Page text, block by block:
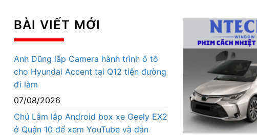
BÀI VIẾT MỚI
Anh Dũng lắp Camera hành trình ô tô
cho Hyundai Accent tại Q12 tiện đường
đi làm
07/08/2026
Chú Lâm lắp Android box xe Geely EX2
ở Quận 10 để xem YouTube và dẫn